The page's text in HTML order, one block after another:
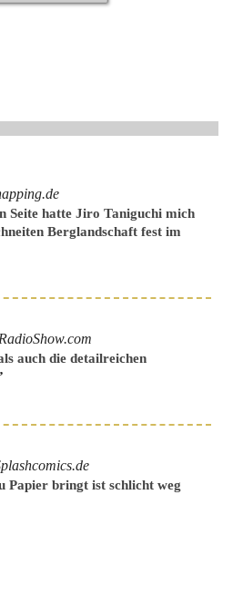
Seite hatte Jiro Taniguchi mich
Berglandschaft fest im
auch die detailreichen
Papier bringt ist schlicht weg